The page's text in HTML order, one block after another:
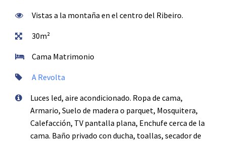
Vistas a la montaña en el centro del Ribeiro.
30m²
Cama Matrimonio
A Revolta
Luces led, aire acondicionado. Ropa de cama,
Armario, Suelo de madera o parquet, Mosquitera,
Calefacción, TV pantalla plana, Enchufe cerca de la
cama. Baño privado con ducha, toallas, secador de